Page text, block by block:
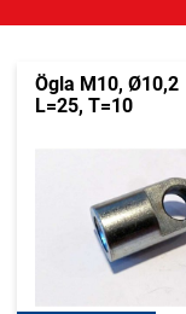
Ögla M10, Ø10,2
L=25, T=10